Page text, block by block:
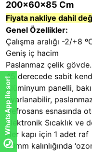
200x60x85 Cm
Fiyata nakliye dahil
Genel Özellikler:
Çalışma aralığı -2/+8
Geniş iç hacim
Paslanmaz çelik gövde.
45 derecede sabit
Alüminyum panelli,
Ayarlanabilir,
Defrosans esnasında
Elektronik Sıcaklık
Her kapı için 1 adet raf
50mm kalınlığında
WhatsApp ile sor!